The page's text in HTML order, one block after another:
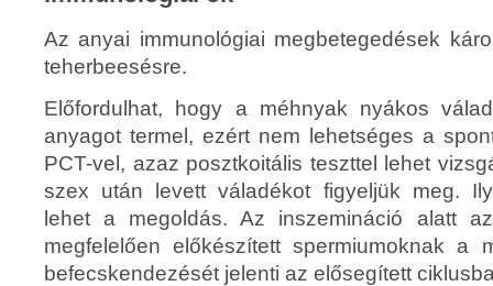
Az anyai immunológiai megbetegedések
teherbeesésre.
Előfordulhat, hogy a méhnyak nyákos
anyagot termel, ezért nem lehetséges a
PCT-vel, azaz posztkoitális teszttel lehet
szex után levett váladékot figyeljük meg.
lehet a megoldás. Az inszemináció alatt
megfelelően előkészített spermiumoknak a
befecskendezését jelenti az elősegített